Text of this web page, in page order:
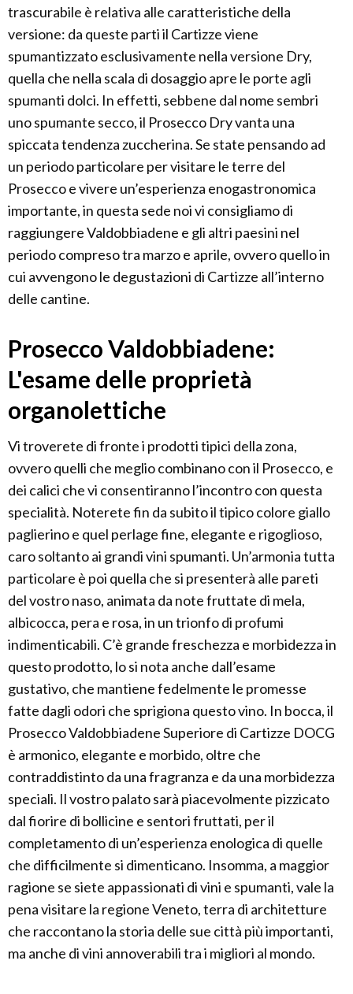
trascurabile è relativa alle caratteristiche della
versione: da queste parti il Cartizze viene
spumantizzato esclusivamente nella versione Dry,
quella che nella scala di dosaggio apre le porte agli
spumanti dolci. In effetti, sebbene dal nome sembri
uno spumante secco, il Prosecco Dry vanta una
spiccata tendenza zuccherina. Se state pensando ad
un periodo particolare per visitare le terre del
Prosecco e vivere un’esperienza enogastronomica
importante, in questa sede noi vi consigliamo di
raggiungere Valdobbiadene e gli altri paesini nel
periodo compreso tra marzo e aprile, ovvero quello in
cui avvengono le degustazioni di Cartizze all’interno
delle cantine.
Prosecco Valdobbiadene:
L'esame delle proprietà
organolettiche
Vi troverete di fronte i prodotti tipici della zona,
ovvero quelli che meglio combinano con il Prosecco, e
dei calici che vi consentiranno l’incontro con questa
specialità. Noterete fin da subito il tipico colore giallo
paglierino e quel perlage fine, elegante e rigoglioso,
caro soltanto ai grandi vini spumanti. Un’armonia tutta
particolare è poi quella che si presenterà alle pareti
del vostro naso, animata da note fruttate di mela,
albicocca, pera e rosa, in un trionfo di profumi
indimenticabili. C’è grande freschezza e morbidezza in
questo prodotto, lo si nota anche dall’esame
gustativo, che mantiene fedelmente le promesse
fatte dagli odori che sprigiona questo vino. In bocca, il
Prosecco Valdobbiadene Superiore di Cartizze DOCG
è armonico, elegante e morbido, oltre che
contraddistinto da una fragranza e da una morbidezza
speciali. Il vostro palato sarà piacevolmente pizzicato
dal fiorire di bollicine e sentori fruttati, per il
completamento di un’esperienza enologica di quelle
che difficilmente si dimenticano. Insomma, a maggior
ragione se siete appassionati di vini e spumanti, vale la
pena visitare la regione Veneto, terra di architetture
che raccontano la storia delle sue città più importanti,
ma anche di vini annoverabili tra i migliori al mondo.